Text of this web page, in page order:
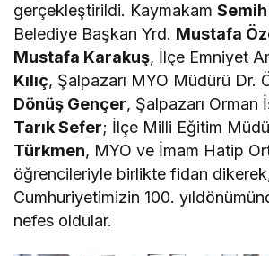
gerçekleştirildi. Kaymakam
Belediye Başkan Yrd. Mustafa
Mustafa Karakuş, İlçe Emniyet
Kılıç, Şalpazarı MYO Müdürü Dr.
Dönüş Gençer, Şalpazarı Orman
Tarık Sefer; İlçe Milli Eğitim
Türkmen, MYO ve İmam Hatip
öğrencileriyle birlikte fidan
Cumhuriyetimizin 100.
nefes oldular.